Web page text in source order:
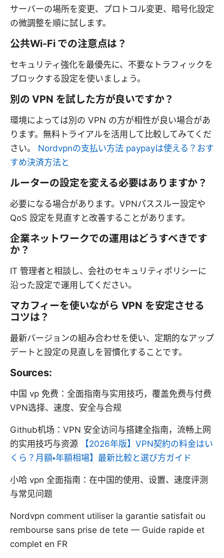
サーバーの場所を変更、プロトコル変更、暗号化設定
の微調整を順に試します。
公共Wi-Fi での注意点は？
セキュリティ強化を最優先に、不要なトラフィックを
ブロックする設定を使いましょう。
別の VPN を試した方が良いですか？
環境によっては別の VPN の方が相性が良い場合があ
ります。無料トライアルを活用して比較してみてくだ
さい。 Nordvpnの支払い方法 paypayは使える？おす
すめ決済方法と
ルーターの設定を変える必要はありますか？
必要になる場合があります。VPNパススルー設定や
QoS 設定を見直すと改善することがあります。
企業ネットワークでの運用はどうすべきです
か？
IT 管理者と相談し、会社のセキュリティポリシーに
沿った設定で運用してください。
マカフィーを使いながら VPN を安定させる
コツは？
最新バージョンの組み合わせを使い、定期的なアップ
デートと設定の見直しを習慣化することです。
Sources:
中国 vp 免费：全面指南与实用技巧，覆盖免费与付费
VPN选择、速度、安全与合规
Github机场：VPN 安全访问与搭建全指南，流畅上网
的实用技巧与资源
【2026年版】VPN契約の料金はい
くら？月額・年額相場】最新比較と選び方ガイド
小哈 vpn 全面指南：在中国的使用、设置、速度评测
与常见问题
Nordvpn comment utiliser la garantie satisfait ou
rembourse sans prise de tete — Guide rapide et
complet en FR